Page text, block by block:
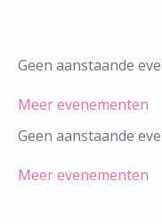
Geen aanstaande
Meer evenementen
Geen aanstaande
Meer evenementen